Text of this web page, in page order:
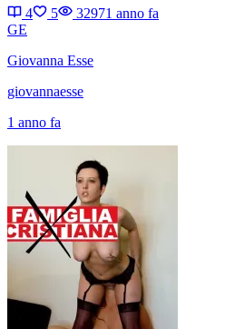
4 5 32971 anno fa
GE
Giovanna Esse
giovannaesse
1 anno fa